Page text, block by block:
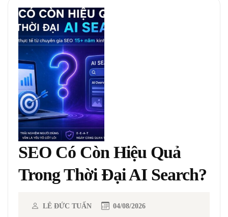
SEO Có Còn Hiệu Quả
Trong Thời Đại AI Search?
LÊ ĐỨC TUẤN 04/08/2026